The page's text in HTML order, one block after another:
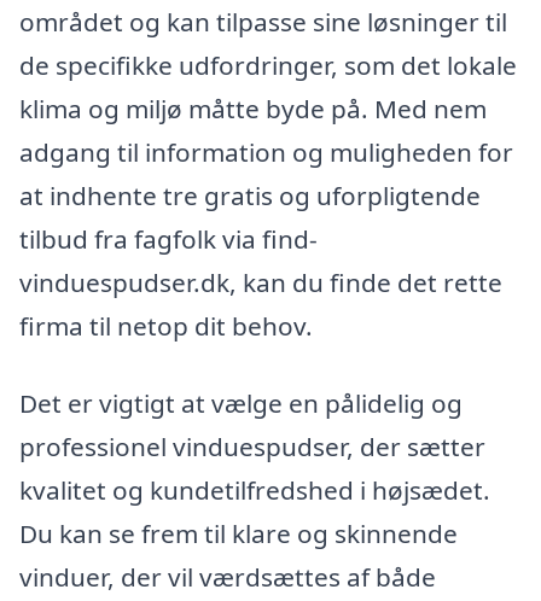
området og kan tilpasse sine løsninger til
de specifikke udfordringer, som det lokale
klima og miljø måtte byde på. Med nem
adgang til information og muligheden for
at indhente tre gratis og uforpligtende
tilbud fra fagfolk via find-
vinduespudser.dk, kan du finde det rette
firma til netop dit behov.
Det er vigtigt at vælge en pålidelig og
professionel vinduespudser, der sætter
kvalitet og kundetilfredshed i højsædet.
Du kan se frem til klare og skinnende
vinduer, der vil værdsættes af både